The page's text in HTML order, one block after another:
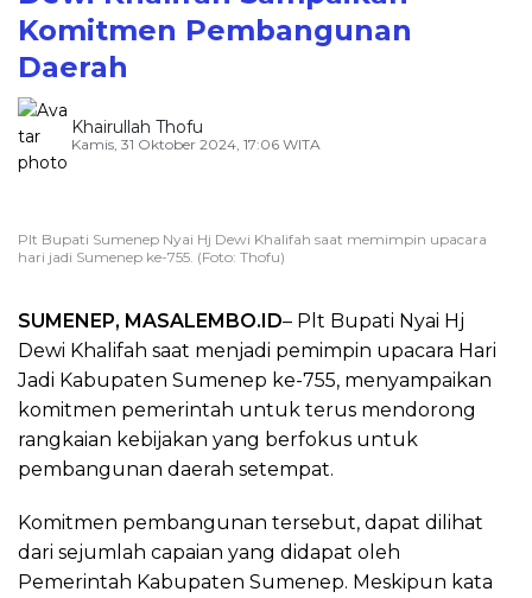
Komitmen Pembangunan
Daerah
Khairullah Thofu
Kamis, 31 Oktober 2024, 17:06 WITA
Plt Bupati Sumenep Nyai Hj Dewi Khalifah saat memimpin upacara
hari jadi Sumenep ke-755. (Foto: Thofu)
SUMENEP, MASALEMBO.ID– Plt Bupati Nyai Hj
Dewi Khalifah saat menjadi pemimpin upacara Hari
Jadi Kabupaten Sumenep ke-755, menyampaikan
komitmen pemerintah untuk terus mendorong
rangkaian kebijakan yang berfokus untuk
pembangunan daerah setempat.
Komitmen pembangunan tersebut, dapat dilihat
dari sejumlah capaian yang didapat oleh
Pemerintah Kabupaten Sumenep. Meskipun kata